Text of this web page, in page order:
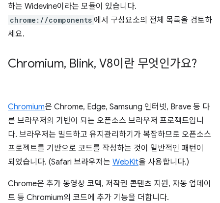
하는 Widevine이라는 모듈이 있습니다.
chrome://components 에서 구성요소의 전체 목록을 검토하
세요.
Chromium, Blink, V8이란 무엇인가요?
Chromium은 Chrome, Edge, Samsung 인터넷, Brave 등 다
른 브라우저의 기반이 되는 오픈소스 브라우저 프로젝트입니
다. 브라우저는 빌드하고 유지관리하기가 복잡하므로 오픈소스
프로젝트를 기반으로 코드를 작성하는 것이 일반적인 패턴이
되었습니다. (Safari 브라우저는 WebKit을 사용합니다.)
Chrome은 추가 동영상 코덱, 저작권 콘텐츠 지원, 자동 업데이
트 등 Chromium의 코드에 추가 기능을 더합니다.